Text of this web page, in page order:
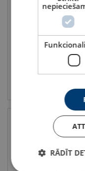
Nerūsējošā tērauda
Troses diametrs 2 - 26
Min. trūkšanas slodze 0.8 -
RĀDĪT